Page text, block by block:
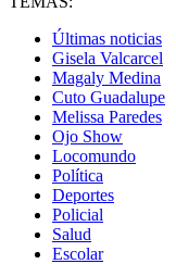
Últimas noticias
Gisela Valcarcel
Magaly Medina
Cuto Guadalupe
Melissa Paredes
Ojo Show
Locomundo
Política
Deportes
Policial
Salud
Escolar